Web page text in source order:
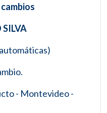
- Montevideo -